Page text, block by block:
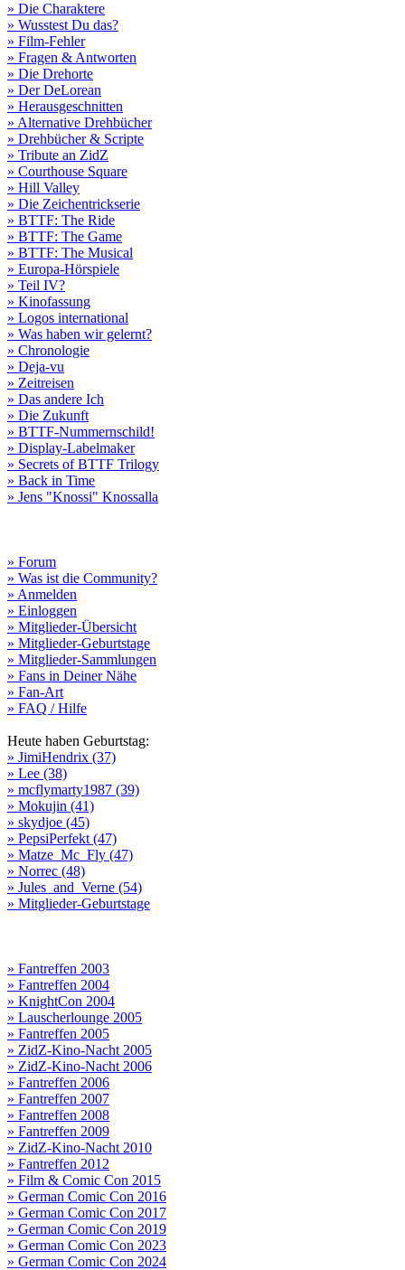
» Die Charaktere
» Wusstest Du das?
» Film-Fehler
» Fragen & Antworten
» Die Drehorte
» Der DeLorean
» Herausgeschnitten
» Alternative Drehbücher
» Drehbücher & Scripte
» Tribute an ZidZ
» Courthouse Square
» Hill Valley
» Die Zeichentrickserie
» BTTF: The Ride
» BTTF: The Game
» BTTF: The Musical
» Europa-Hörspiele
» Teil IV?
» Kinofassung
» Logos international
» Was haben wir gelernt?
» Chronologie
» Deja-vu
» Zeitreisen
» Das andere Ich
» Die Zukunft
» BTTF-Nummernschild!
» Display-Labelmaker
» Secrets of BTTF Trilogy
» Back in Time
» Jens "Knossi" Knossalla
» Forum
» Was ist die Community?
» Anmelden
» Einloggen
» Mitglieder-Übersicht
» Mitglieder-Geburtstage
» Mitglieder-Sammlungen
» Fans in Deiner Nähe
» Fan-Art
» FAQ / Hilfe
Heute haben Geburtstag:
» JimiHendrix (37)
» Lee (38)
» mcflymarty1987 (39)
» Mokujin (41)
» skydjoe (45)
» PepsiPerfekt (47)
» Matze_Mc_Fly (47)
» Norrec (48)
» Jules_and_Verne (54)
» Mitglieder-Geburtstage
» Fantreffen 2003
» Fantreffen 2004
» KnightCon 2004
» Lauscherlounge 2005
» Fantreffen 2005
» ZidZ-Kino-Nacht 2005
» ZidZ-Kino-Nacht 2006
» Fantreffen 2006
» Fantreffen 2007
» Fantreffen 2008
» Fantreffen 2009
» ZidZ-Kino-Nacht 2010
» Fantreffen 2012
» Film & Comic Con 2015
» German Comic Con 2016
» German Comic Con 2017
» German Comic Con 2019
» German Comic Con 2023
» German Comic Con 2024